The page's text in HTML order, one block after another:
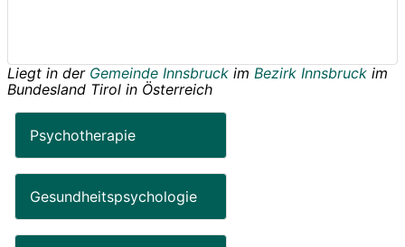
Liegt in der Gemeinde Innsbruck im Bezirk Innsbruck im
Bundesland Tirol in Österreich
Psychotherapie
Gesundheitspsychologie